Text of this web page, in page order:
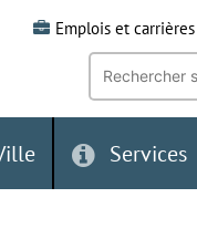
Emplois et carrières
Recherche
mot-
clé:Services